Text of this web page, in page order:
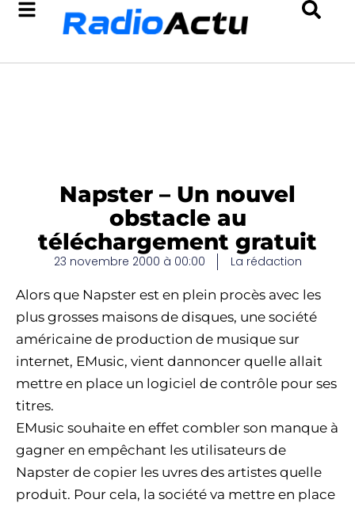
Napster – Un nouvel
obstacle au
téléchargement gratuit
23 novembre 2000 à 00:00 La rédaction
Alors que Napster est en plein procès avec les
plus grosses maisons de disques, une société
américaine de production de musique sur
internet, EMusic, vient dannoncer quelle allait
mettre en place un logiciel de contrôle pour ses
titres.
EMusic souhaite en effet combler son manque à
gagner en empêchant les utilisateurs de
Napster de copier les uvres des artistes quelle
produit. Pour cela, la société va mettre en place